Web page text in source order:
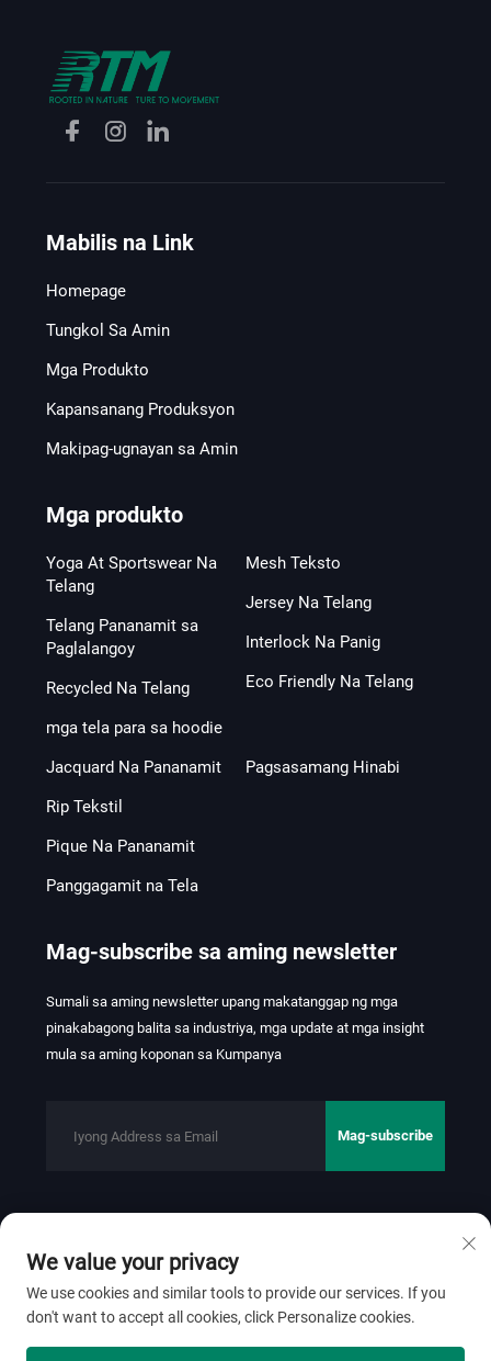
Mabilis na Link
Homepage
Tungkol Sa Amin
Mga Produkto
Kapansanang Produksyon
Makipag-ugnayan sa Amin
Mga produkto
Yoga At Sportswear Na
Telang
Telang Pananamit sa
Paglalangoy
Recycled Na Telang
mga tela para sa hoodie
Mesh Teksto
Jersey Na Telang
Interlock Na Panig
Eco Friendly Na Telang
Jacquard Na Pananamit
Rip Tekstil
Pique Na Pananamit
Panggagamit na Tela
Pagsasamang Hinabi
Mag-subscribe sa aming newsletter
Sumali sa aming newsletter upang makatanggap ng mga
pinakabagong balita sa industriya, mga update at mga insight
mula sa aming koponan sa Kumpanya
Mag-subscribe
karapatan ay nakareserba.
Pagkakapribado
Mag-scroll pataas
We value your privacy
We use cookies and similar tools to provide our services. If you
don't want to accept all cookies, click Personalize cookies.